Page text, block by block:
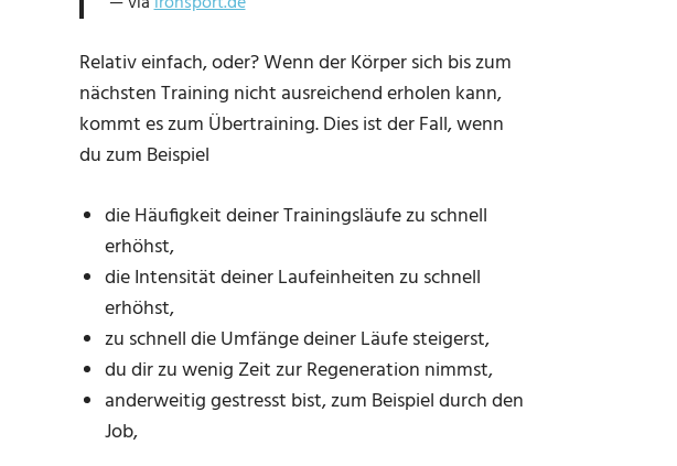
Relativ einfach, oder? Wenn der Körper sich bis zum
nächsten Training nicht ausreichend erholen kann,
kommt es zum Übertraining. Dies ist der Fall, wenn
du zum Beispiel
die Häufigkeit deiner Trainingsläufe zu schnell
erhöhst,
die Intensität deiner Laufeinheiten zu schnell
erhöhst,
zu schnell die Umfänge deiner Läufe steigerst,
du dir zu wenig Zeit zur Regeneration nimmst,
anderweitig gestresst bist, zum Beispiel durch den
Job,